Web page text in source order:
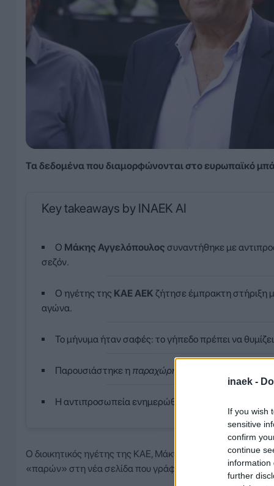
inaek -
If you wish
sensitive
confirm
continue
information
further
Τα δεδομένα που διαμορφώνονται στο ευρωπαϊκό
Key takeaways by INAEK AI
Ο Μάκης Αγγελόπουλος συναντήθηκε με
σεζόν.
Ο ηγέτης της ΚΑΕ ΑΕΚ ζήτησε έμπρακτη στήριξη
αγώνα.
Το μήνυμα ήταν σαφές: το γήπεδο πρέπει να
Παρουσιάστηκε η παραχώρηση του γηπέδου
Η αντιπροσωπεία ενημερώθηκε για το ζήτημα με
Ο διοικητικός ηγέτης της ΚΑΕ, Μάκης Αγγελόπουλος,
«παρών» στη νέα σελίδα που γράφεται για το άθλημα στη